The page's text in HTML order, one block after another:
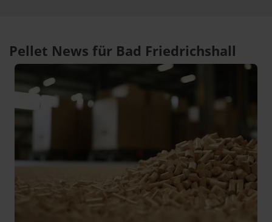
Pellet News für Bad Friedrichshall